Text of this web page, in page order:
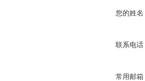
您的姓名
联系电话
常用邮箱